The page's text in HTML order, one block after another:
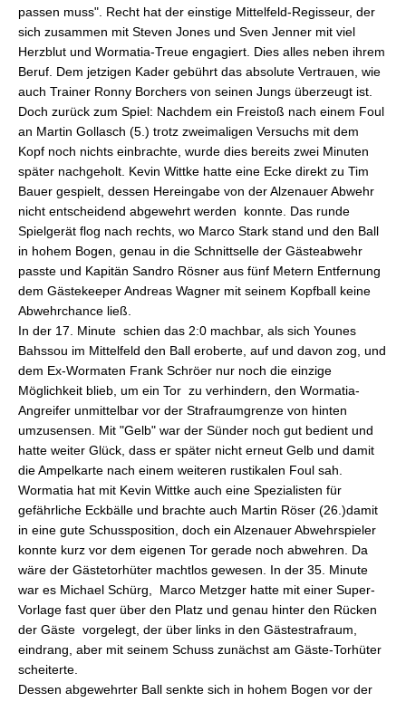
passen muss". Recht hat der einstige Mittelfeld-Regisseur, der
sich zusammen mit Steven Jones und Sven Jenner mit viel
Herzblut und Wormatia-Treue engagiert. Dies alles neben ihrem
Beruf. Dem jetzigen Kader gebührt das absolute Vertrauen, wie
auch Trainer Ronny Borchers von seinen Jungs überzeugt ist.
Doch zurück zum Spiel: Nachdem ein Freistoß nach einem Foul
an Martin Gollasch (5.) trotz zweimaligen Versuchs mit dem
Kopf noch nichts einbrachte, wurde dies bereits zwei Minuten
später nachgeholt. Kevin Wittke hatte eine Ecke direkt zu Tim
Bauer gespielt, dessen Hereingabe von der Alzenauer Abwehr
nicht entscheidend abgewehrt werden konnte. Das runde
Spielgerät flog nach rechts, wo Marco Stark stand und den Ball
in hohem Bogen, genau in die Schnittselle der Gästeabwehr
passte und Kapitän Sandro Rösner aus fünf Metern Entfernung
dem Gästekeeper Andreas Wagner mit seinem Kopfball keine
Abwehrchance ließ.
In der 17. Minute schien das 2:0 machbar, als sich Younes
Bahssou im Mittelfeld den Ball eroberte, auf und davon zog, und
dem Ex-Wormaten Frank Schröer nur noch die einzige
Möglichkeit blieb, um ein Tor zu verhindern, den Wormatia-
Angreifer unmittelbar vor der Strafraumgrenze von hinten
umzusensen. Mit "Gelb" war der Sünder noch gut bedient und
hatte weiter Glück, dass er später nicht erneut Gelb und damit
die Ampelkarte nach einem weiteren rustikalen Foul sah.
Wormatia hat mit Kevin Wittke auch eine Spezialisten für
gefährliche Eckbälle und brachte auch Martin Röser (26.)damit
in eine gute Schussposition, doch ein Alzenauer Abwehrspieler
konnte kurz vor dem eigenen Tor gerade noch abwehren. Da
wäre der Gästetorhüter machtlos gewesen. In der 35. Minute
war es Michael Schürg, Marco Metzger hatte mit einer Super-
Vorlage fast quer über den Platz und genau hinter den Rücken
der Gäste vorgelegt, der über links in den Gästestrafraum,
eindrang, aber mit seinem Schuss zunächst am Gäste-Torhüter
scheiterte.
Dessen abgewehrter Ball senkte sich in hohem Bogen vor der